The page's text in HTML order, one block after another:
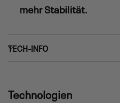
mehr Stabilität.
TECH-INFO
Technologien